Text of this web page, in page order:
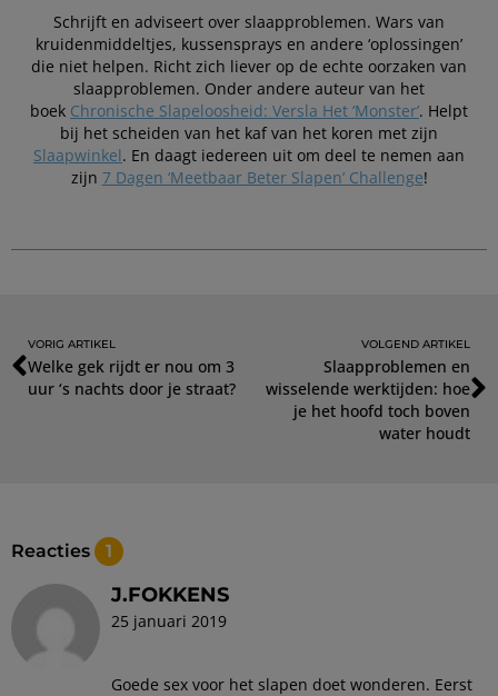
Schrijft en adviseert over slaapproblemen. Wars van
kruidenmiddeltjes, kussensprays en andere ‘oplossingen’
die niet helpen. Richt zich liever op de echte oorzaken van
slaapproblemen. Onder andere auteur van het
boek Chronische Slapeloosheid: Versla Het ‘Monster’. Helpt
bij het scheiden van het kaf van het koren met zijn
Slaapwinkel. En daagt iedereen uit om deel te nemen aan
zijn 7 Dagen ‘Meetbaar Beter Slapen’ Challenge!
VORIG ARTIKEL
Welke gek rijdt er nou om 3
uur ‘s nachts door je straat?
VOLGEND ARTIKEL
Slaapproblemen en
wisselende werktijden: hoe
je het hoofd toch boven
water houdt
Reacties 1
J.FOKKENS
25 januari 2019
Goede sex voor het slapen doet wonderen. Eerst